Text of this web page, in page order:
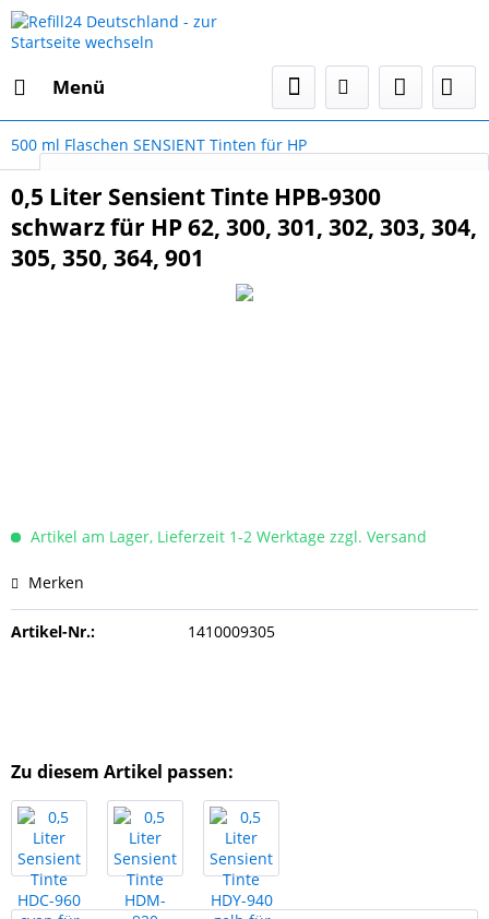
Menü
500 ml Flaschen SENSIENT Tinten für HP
0,5 Liter Sensient Tinte HPB-9300
schwarz für HP 62, 300, 301, 302, 303, 304,
305, 350, 364, 901
Artikel am Lager, Lieferzeit 1-2 Werktage zzgl. Versand
Merken
Artikel-Nr.: 1410009305
Zu diesem Artikel passen: